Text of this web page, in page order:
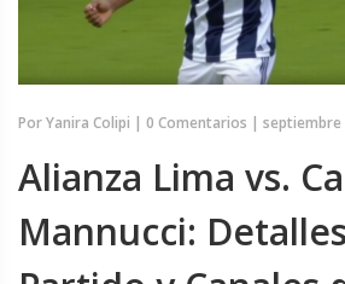
PorYanira Colipi | 0 Comentarios | septiembre
Alianza Lima vs.
Mannucci: